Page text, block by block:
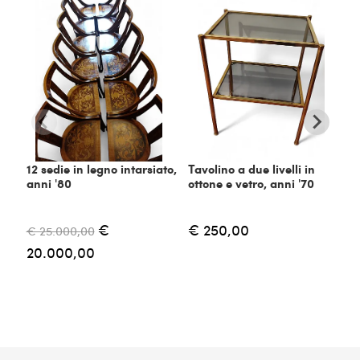
12 sedie in legno intarsiato,
anni '80
€ 25.000,00 €
20.000,00
Tavolino a due livelli in
ottone e vetro, anni '70
€ 250,00